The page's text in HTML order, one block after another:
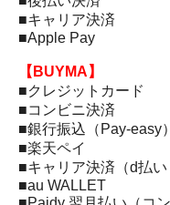
■キャリア決済
■Apple Pay
【BUYMA】
■クレジットカード
■コンビニ決済
■銀行振込（Pay-easy）
■楽天ペイ
■キャリア決済（d払い
■au WALLET